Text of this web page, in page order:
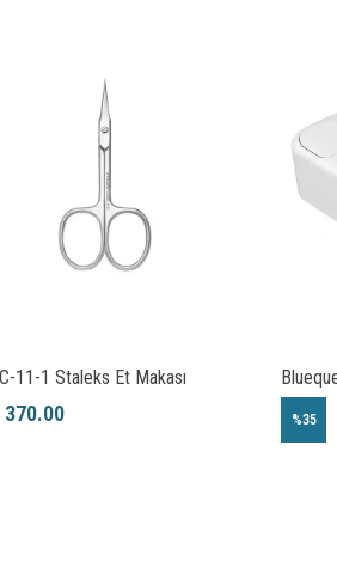
11-1 Staleks Et Makası
370.00 %35